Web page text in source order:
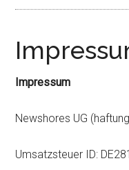
Impressum
Newshores UG
Umsatzsteuer ID: